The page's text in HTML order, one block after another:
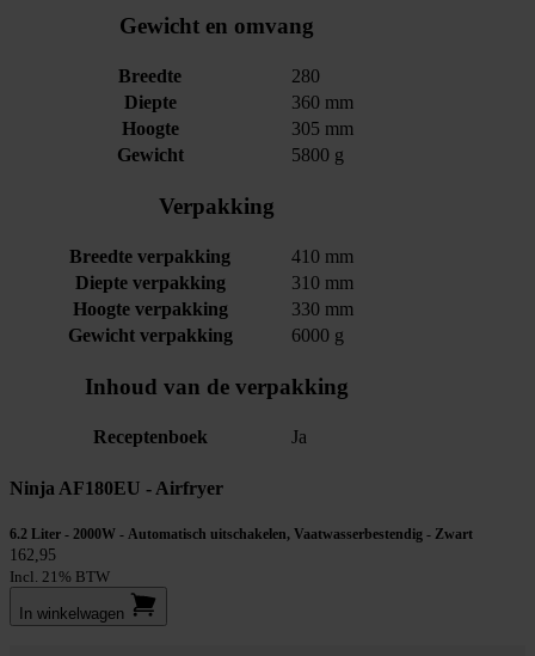
Gewicht en omvang
Breedte
280
Diepte
360 mm
Hoogte
305 mm
Gewicht
5800 g
Verpakking
Breedte verpakking
410 mm
Diepte verpakking
310 mm
Hoogte verpakking
330 mm
Gewicht verpakking
6000 g
Inhoud van de verpakking
Receptenboek Ja
Ninja AF180EU - Airfryer
6.2 Liter - 2000W - Automatisch uitschakelen, Vaatwasserbestendig - Zwart
162,95
Incl. 21% BTW
In winkel­wagen